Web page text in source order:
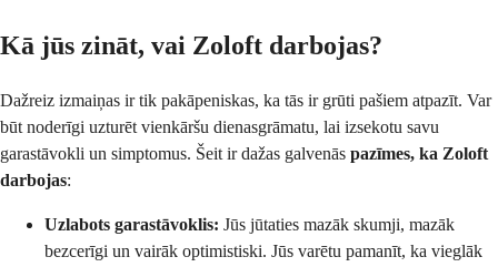
Kā jūs zināt, vai Zoloft darbojas?
Dažreiz izmaiņas ir tik pakāpeniskas, ka tās ir grūti pašiem atpazīt. Var
būt noderīgi uzturēt vienkāršu dienasgrāmatu, lai izsekotu savu
garastāvokli un simptomus. Šeit ir dažas galvenās pazīmes, ka Zoloft
darbojas:
Uzlabots garastāvoklis: Jūs jūtaties mazāk skumji, mazāk
bezcerīgi un vairāk optimistiski. Jūs varētu pamanīt, ka vieglāk